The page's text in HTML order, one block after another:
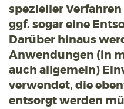
spezieller
ggf. sogar eine
Darüber hinaus
Anwendungen (in
auch allgemein)
verwendet, die
entsorgt werden